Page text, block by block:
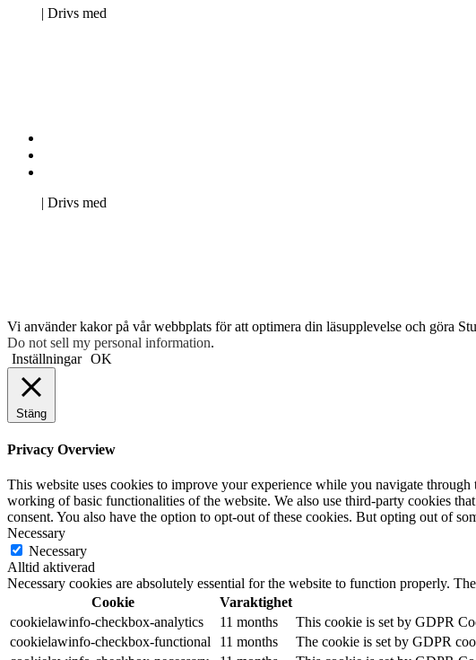
| Drivs med
| Drivs med
Vi använder kakor på vår webbplats för att optimera din läsupplevelse och göra
Do not sell my personal information.
Inställningar OK
Stäng
Privacy Overview
This website uses cookies to improve your experience while you navigate
working of basic functionalities of the website. We also use third-party cookies
consent. You also have the option to opt-out of these cookies. But opting out of
Necessary
Necessary
Alltid aktiverad
Necessary cookies are absolutely essential for the website to function properly.
Cookie
Varaktighet
cookielawinfo-checkbox-analytics
11 months
This cookie is set by GDPR
cookielawinfo-checkbox-functional
11 months
The cookie is set by GDPR